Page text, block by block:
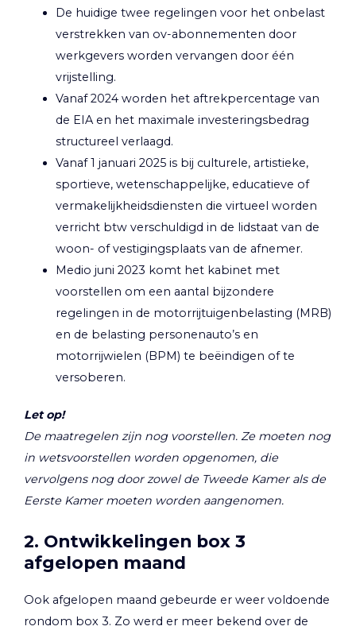
De huidige twee regelingen voor het onbelast
verstrekken van ov-abonnementen door
werkgevers worden vervangen door één
vrijstelling.
Vanaf 2024 worden het aftrekpercentage van
de EIA en het maximale investeringsbedrag
structureel verlaagd.
Vanaf 1 januari 2025 is bij culturele, artistieke,
sportieve, wetenschappelijke, educatieve of
vermakelijkheidsdiensten die virtueel worden
verricht btw verschuldigd in de lidstaat van de
woon- of vestigingsplaats van de afnemer.
Medio juni 2023 komt het kabinet met
voorstellen om een aantal bijzondere
regelingen in de motorrijtuigenbelasting (MRB)
en de belasting personenauto’s en
motorrijwielen (BPM) te beëindigen of te
versoberen.
Let op!
De maatregelen zijn nog voorstellen. Ze moeten nog
in wetsvoorstellen worden opgenomen, die
vervolgens nog door zowel de Tweede Kamer als de
Eerste Kamer moeten worden aangenomen.
2. Ontwikkelingen box 3
afgelopen maand
Ook afgelopen maand gebeurde er weer voldoende
rondom box 3. Zo werd er meer bekend over de